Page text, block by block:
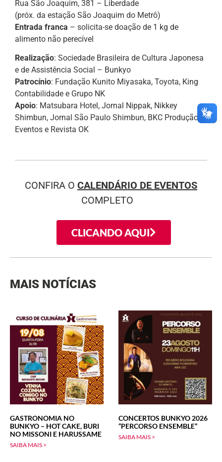
Rua São Joaquim, 381 – Liberdade
(próx. da estação São Joaquim do Metrô)
Entrada franca – solicita-se doação de 1 kg de
alimento não perecível
Realização: Sociedade Brasileira de Cultura Japonesa
e de Assistência Social – Bunkyo
Patrocínio: Fundação Kunito Miyasaka, Toyota, King
Contabilidade e Grupo NK
Apoio: Matsubara Hotel, Jornal Nippak, Nikkey
Shimbun, Jornal São Paulo Shimbun, BKC Produção e
Eventos e Revista OK
CONFIRA O CALENDÁRIO DE EVENTOS
COMPLETO
CLICANDO AQUI
MAIS NOTÍCIAS
GASTRONOMIA NO
BUNKYO – HOT CAKE, BURI
NO MISSONI E HARUSSAME
SAIBA MAIS >
CONCERTOS BUNKYO 2026
“PERCORSO ENSEMBLE”
SAIBA MAIS >